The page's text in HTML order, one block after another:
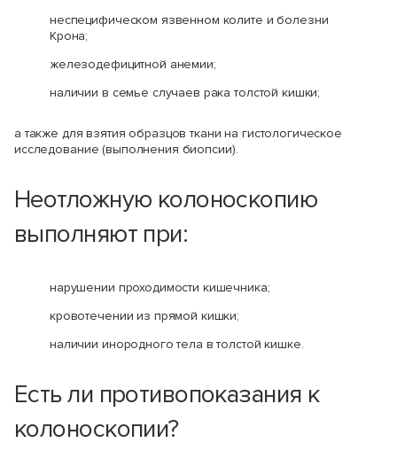
неспецифическом язвенном колите и болезни
Крона;
железодефицитной анемии;
наличии в семье случаев рака толстой кишки;
а также для взятия образцов ткани на гистологическое
исследование (выполнения биопсии).
Неотложную колоноскопию
выполняют при:
нарушении проходимости кишечника;
кровотечении из прямой кишки;
наличии инородного тела в толстой кишке.
Есть ли противопоказания к
колоноскопии?